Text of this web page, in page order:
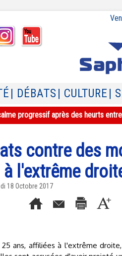
| DÉBATS | CULTURE |
progressif après des heurts
contre des
l'extrême
18 Octobre 2017
25 ans, affiliées à l'extrême